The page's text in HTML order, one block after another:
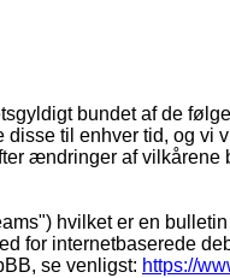
bundet af de
til enhver tid, og vi
ændringer af vilkårene
hvilket er en
for internetbaserede
se venligst: https://